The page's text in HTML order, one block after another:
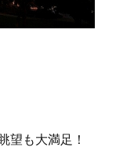
望も大満足！